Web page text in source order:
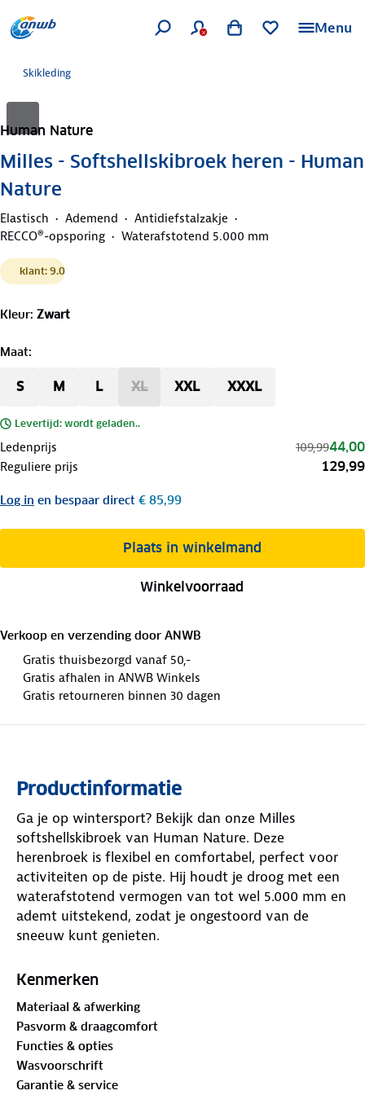
Menu
Skikleding
Human Nature
Milles - Softshellskibroek heren - Human
Nature
Elastisch Ademend
Antidiefstalzakje
RECCO®-opsporing
Waterafstotend 5.000 mm
klant: 9.0
Kleur: Zwart
Maat:
S M L XL XXL XXXL
Levertijd: wordt geladen..
Ledenprijs 109,9944,00
Reguliere prijs 129,99
Log in en bespaar direct € 85,99
Plaats in winkelmand
Winkelvoorraad
Verkoop en verzending door ANWB
Gratis thuisbezorgd vanaf 50,-
Gratis afhalen in ANWB Winkels
Gratis retourneren binnen 30 dagen
Productinformatie
Ga je op wintersport? Bekijk dan onze Milles
softshellskibroek van Human Nature. Deze
herenbroek is flexibel en comfortabel, perfect voor
activiteiten op de piste. Hij houdt je droog met een
waterafstotend vermogen van tot wel 5.000 mm en
ademt uitstekend, zodat je ongestoord van de
sneeuw kunt genieten.
De verstelbare bretels zorgen voor een uitstekende
de taille kun je hem perfect op maat maken. Met
vijf handige zakken, waaronder een
antidiefstalzakje, zijn je waardevolle spullen veilig
opgeborgen. In de broekspijpen zit een handige
Kenmerken
Materiaal & afwerking
Pasvorm & draagcomfort
Functies & opties
Wasvoorschrift
Garantie & service